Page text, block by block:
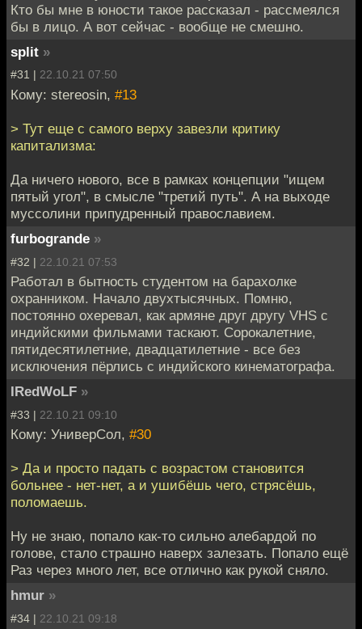
Кто бы мне в юности такое рассказал - рассмеялся
бы в лицо. А вот сейчас - вообще не смешно.
split »
#31 | 22.10.21 07:50
Кому: stereosin, #13
> Тут еще с самого верху завезли критику
капитализма:
Да ничего нового, все в рамках концепции "ищем
пятый угол", в смысле "третий путь". А на выходе
муссолини припудренный православием.
furbogrande »
#32 | 22.10.21 07:53
Работал в бытность студентом на барахолке
охранником. Начало двухтысячных. Помню,
постоянно охеревал, как армяне друг другу VHS с
индийскими фильмами таскают. Сорокалетние,
пятидесятилетние, двадцатилетние - все без
исключения пёрлись с индийского кинематографа.
IRedWoLF »
#33 | 22.10.21 09:10
Кому: УниверСол, #30
> Да и просто падать с возрастом становится
больнее - нет-нет, а и ушибёшь чего, стрясёшь,
поломаешь.
Ну не знаю, попало как-то сильно алебардой по
голове, стало страшно наверх залезать. Попало ещё
Раз через много лет, все отлично как рукой сняло.
hmur »
#34 | 22.10.21 09:18